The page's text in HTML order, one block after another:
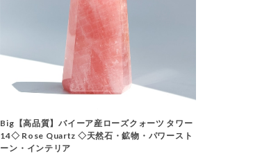
Big【高品質】バイーア産ローズクォーツ タワー
14◇ Rose Quartz ◇天然石・鉱物・パワースト
ーン・インテリア